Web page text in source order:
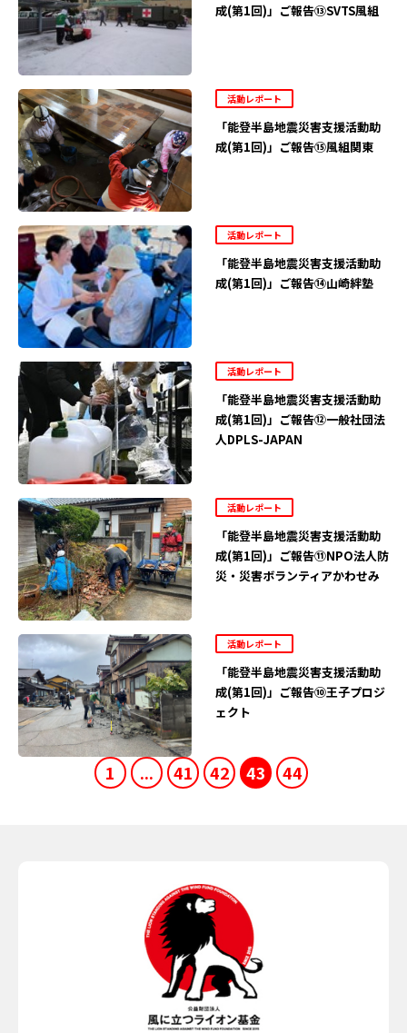
成(第1回)」ご報告⑬SVTS風組
活動レポート
「能登半島地震災害支援活動助
成(第1回)」ご報告⑮風組関東
活動レポート
「能登半島地震災害支援活動助
成(第1回)」ご報告⑭山崎絆塾
活動レポート
「能登半島地震災害支援活動助
成(第1回)」ご報告⑫一般社団法
人DPLS-JAPAN
活動レポート
「能登半島地震災害支援活動助
成(第1回)」ご報告⑪NPO法人防
災・災害ボランティアかわせみ
活動レポート
「能登半島地震災害支援活動助
成(第1回)」ご報告⑩王子プロジ
ェクト
1 ... 41 42 43 44